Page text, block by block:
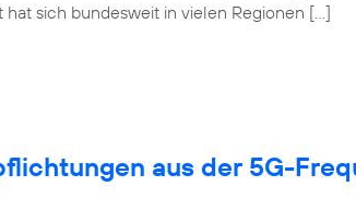
sich bundesweit in vielen Regionen […]
aus der 5G-